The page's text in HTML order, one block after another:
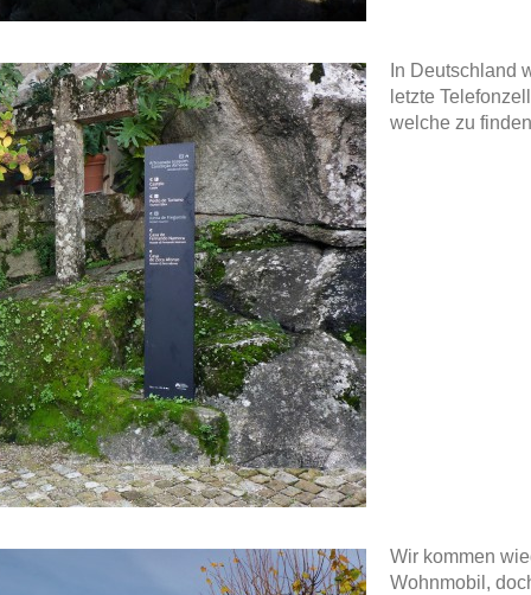
In Deutschland
letzte
welche zu
Wir kommen
Wohnmobil,